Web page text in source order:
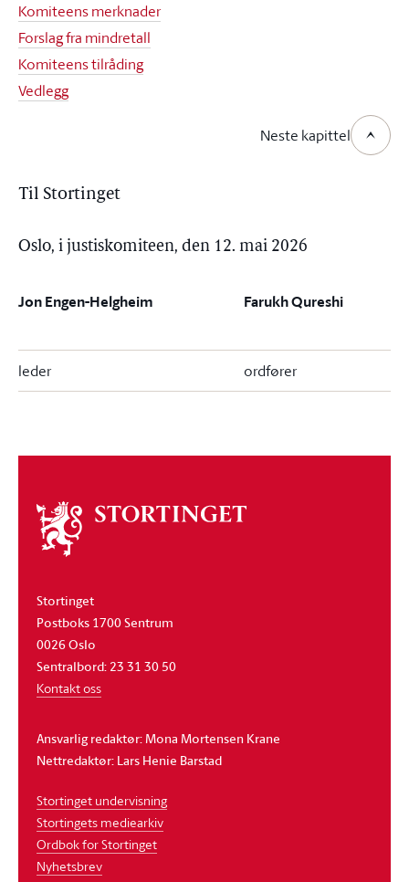
Komiteens merknader
Forslag fra mindretall
Komiteens tilråding
Vedlegg
Neste kapittel
Til Stortinget
Oslo, i justiskomiteen, den 12. mai 2026
Jon Engen-Helgheim Farukh Qureshi
leder ordfører
Om
stortinget
Stortinget
Postboks 1700 Sentrum
0026 Oslo
Sentralbord: 23 31 30 50
Kontakt oss
Ansvarlig redaktør: Mona Mortensen Krane
Nettredaktør: Lars Henie Barstad
Stortinget undervisning
Stortingets mediearkiv
Ordbok for Stortinget
Nyhetsbrev